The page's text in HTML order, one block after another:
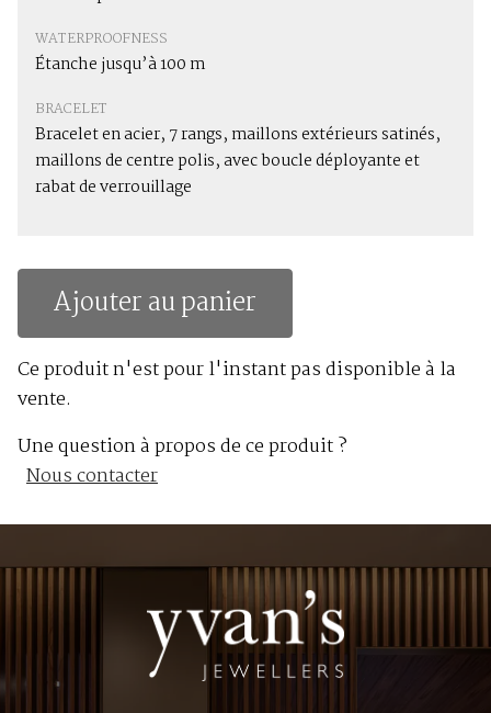
WATERPROOFNESS
Étanche jusqu’à 100 m
BRACELET
Bracelet en acier, 7 rangs, maillons extérieurs satinés,
maillons de centre polis, avec boucle déployante et
rabat de verrouillage
Ajouter au panier
Ce produit n'est pour l'instant pas disponible à la
vente.
Une question à propos de ce produit ?
Nous contacter